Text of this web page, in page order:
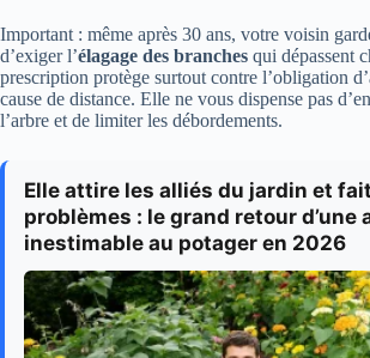
Important : même après 30 ans, votre voisin
d’exiger l’élagage des branches qui dépassent
prescription protège surtout contre l’obligation
cause de distance. Elle ne vous dispense pas
l’arbre et de limiter les débordements.
Elle attire les alliés du jardin et
problèmes : le grand retour d’une
inestimable au potager en 2026